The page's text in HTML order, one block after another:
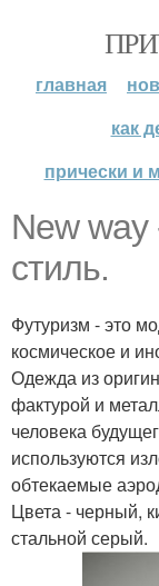
главная
как
прически и
New way
стиль.
Футуризм - это
космическое и
Одежда из
фактурой и
человека
используются
обтекаемые
Цвета - черный,
стальной серый.